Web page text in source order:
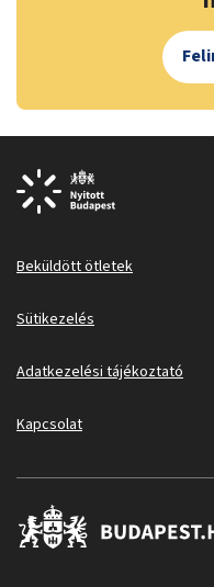
Beküldött ötletek
Sütikezelés
Adatkezelési tájékoztató
Kapcsolat